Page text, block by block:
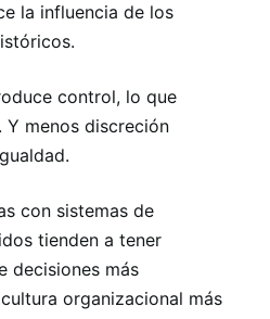
la influencia de los
control, lo que
Y menos discreción
con sistemas de
tienden a tener
decisiones más
organizacional más